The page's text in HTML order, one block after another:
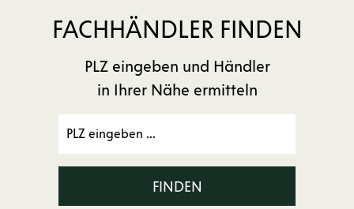
FACHHÄNDLER FINDEN
PLZ eingeben und Händler
in Ihrer Nähe ermitteln
FINDEN